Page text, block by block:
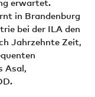
erwartet.
in Brandenburg
bei der ILA den
Jahrzehnte Zeit,
Asal,